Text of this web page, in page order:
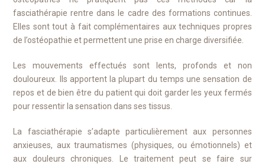
fasciathérapie rentre dans le cadre des formations continues.
Elles sont tout à fait complémentaires aux techniques propres
de l’ostéopathie et permettent une prise en charge diversifiée.
Les mouvements effectués sont lents, profonds et non
douloureux. Ils apportent la plupart du temps une sensation de
repos et de bien être du patient qui doit garder les yeux fermés
pour ressentir la sensation dans ses tissus.
La fasciathérapie s’adapte particulièrement aux personnes
anxieuses, aux traumatismes (physiques, ou émotionnels) et
aux douleurs chroniques. Le traitement peut se faire sur